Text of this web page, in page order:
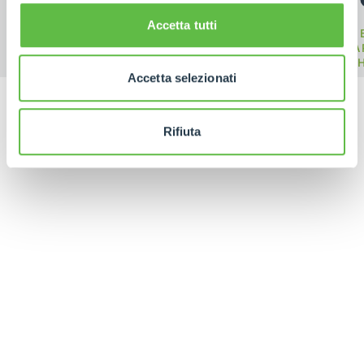
Accetta tutti
Accetta selezionati
Rifiuta
TELEHANDLER
TELEHANDLERS